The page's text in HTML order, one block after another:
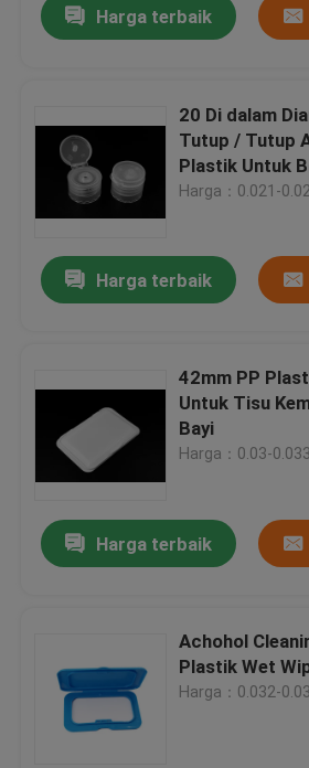
Harga terbaik
20 Di dalam
Tutup / Tutup
Plastik Untuk
Harga：0.021-
Harga terbaik
42mm PP
Untuk Tisu
Bayi
Harga：0.03-
Harga terbaik
Achohol
Plastik Wet
Harga：0.032-